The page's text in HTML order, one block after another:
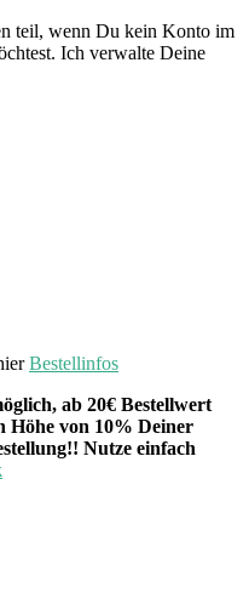
teil, wenn Du kein Konto im
Ich verwalte Deine
Bestellinfos
ab 20€ Bestellwert
Höhe von 10% Deiner
Nutze einfach